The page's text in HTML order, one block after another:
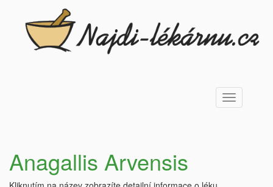
Toggle
navigation
Anagallis Arvensis